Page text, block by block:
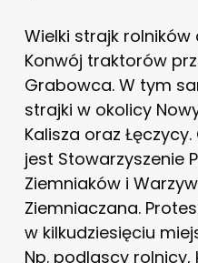
Wielki strajk rolników
Konwój traktorów
Grabowca. W tym
strajki w okolicy
Kalisza oraz
jest Stowarzyszenie
Ziemniaków i
Ziemniaczana.
w kilkudziesięciu
Np. podlascy rolnicy,